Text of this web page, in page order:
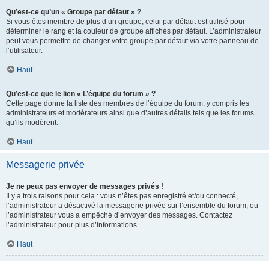
Qu’est-ce qu’un « Groupe par défaut » ?
Si vous êtes membre de plus d’un groupe, celui par défaut est utilisé pour
déterminer le rang et la couleur de groupe affichés par défaut. L’administrateur
peut vous permettre de changer votre groupe par défaut via votre panneau de
l’utilisateur.
Haut
Qu’est-ce que le lien « L’équipe du forum » ?
Cette page donne la liste des membres de l’équipe du forum, y compris les
administrateurs et modérateurs ainsi que d’autres détails tels que les forums
qu’ils modèrent.
Haut
Messagerie privée
Je ne peux pas envoyer de messages privés !
Il y a trois raisons pour cela : vous n’êtes pas enregistré et/ou connecté,
l’administrateur a désactivé la messagerie privée sur l’ensemble du forum, ou
l’administrateur vous a empêché d’envoyer des messages. Contactez
l’administrateur pour plus d’informations.
Haut